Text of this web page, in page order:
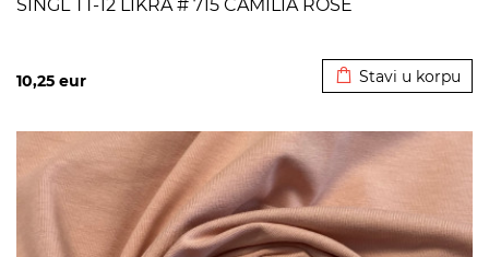
SINGL TT-12 LIKRA # 715 CAMILIA ROSE
10,25 eur Stavi u korpu